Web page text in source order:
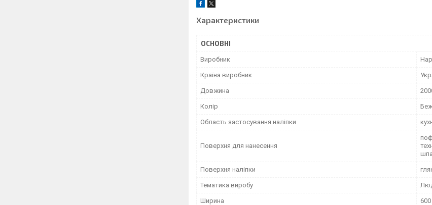
Характеристики
ОСНОВНІ
Виробник
Країна виробник
Довжина
Колір
Область застосування наліпки
Поверхня для нанесення
Поверхня наліпки
Тематика виробу
Ширина